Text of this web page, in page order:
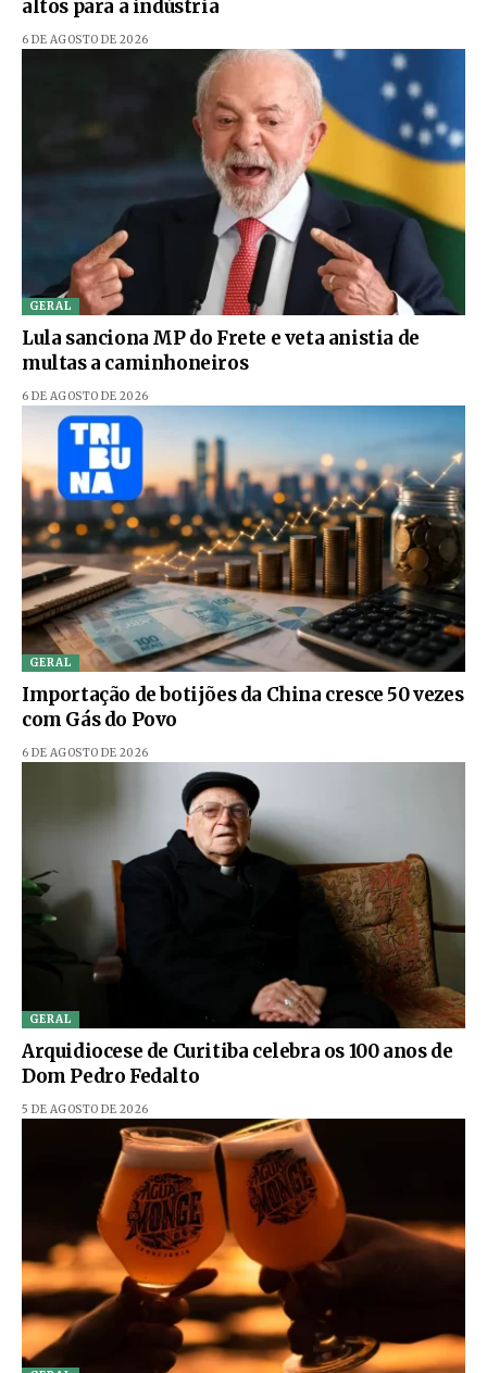
altos para a indústria
6 DE AGOSTO DE 2026
GERAL
Lula sanciona MP do Frete e veta anistia de
multas a caminhoneiros
6 DE AGOSTO DE 2026
GERAL
Importação de botijões da China cresce 50 vezes
com Gás do Povo
6 DE AGOSTO DE 2026
GERAL
Arquidiocese de Curitiba celebra os 100 anos de
Dom Pedro Fedalto
5 DE AGOSTO DE 2026